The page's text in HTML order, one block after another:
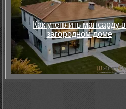
Как утеплить мансарду в
загородном доме